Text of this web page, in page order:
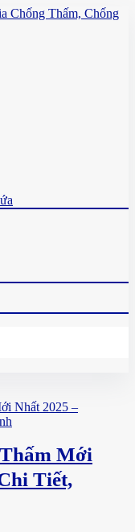
Mới
Tiết,